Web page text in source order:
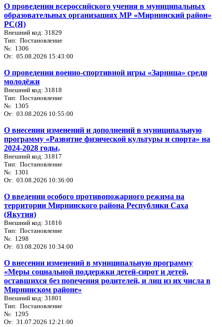
О проведении всероссийского учения в муниципальных
образовательных организациях МР «Мирнинский район»
РС(Я)
Внешний код: 31829
Тип: Постановление
№: 1306
От: 05.08.2026 15:43:00
О проведении военно-спортивной игры «Зарница» среди
молодёжи
Внешний код: 31818
Тип: Постановление
№: 1305
От: 03.08.2026 10:55:00
О внесении изменений и дополнений в муниципальную
программу «Развитие физической культуры и спорта» на
2024-2028 годы,
Внешний код: 31817
Тип: Постановление
№: 1301
От: 03.08.2026 10:36:00
О введении особого противопожарного режима на
территории Мирнинского района Республики Саха
(Якутия)
Внешний код: 31816
Тип: Постановление
№: 1298
От: 03.08.2026 10:34:00
О внесении изменений в муниципальную программу
«Меры социальной поддержки детей-сирот и детей,
оставшихся без попечения родителей, и лиц из их числа в
Мирнинском районе»
Внешний код: 31801
Тип: Постановление
№: 1295
От: 31.07.2026 12:21:00